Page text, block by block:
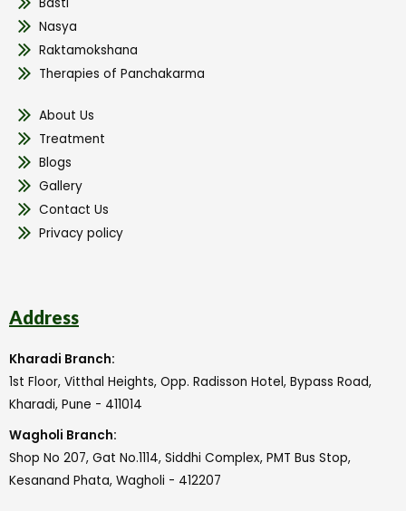
Basti
Nasya
Raktamokshana
Therapies of Panchakarma
About Us
Treatment
Blogs
Gallery
Contact Us
Privacy policy
Address
Kharadi Branch:
1st Floor, Vitthal Heights, Opp. Radisson Hotel, Bypass Road,
Kharadi, Pune - 411014
Wagholi Branch:
Shop No 207, Gat No.1114, Siddhi Complex, PMT Bus Stop,
Kesanand Phata, Wagholi - 412207